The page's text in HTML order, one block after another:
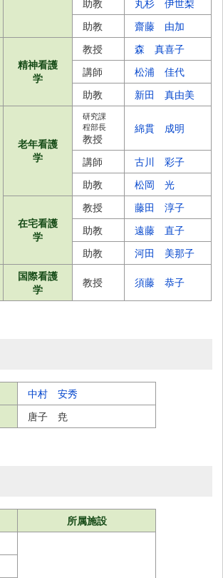
助教
丸杉 伊世梨
助教
齋藤 由加
精神看護
学
教授
森 真喜子
講師
松浦 佳代
助教
新田 真由美
老年看護
学
研究課
程部長
教授
綿貫 成明
講師
古川 彩子
助教
松岡 光
在宅看護
学
教授
藤田 淳子
助教
遠藤 直子
助教
河田 美那子
国際看護
学
教授 須藤 恭子
中村 安秀
唐子尭
所属施設